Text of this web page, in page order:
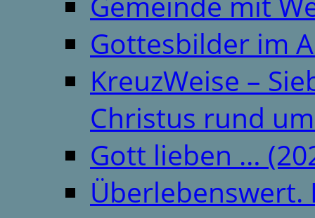
Gottesbilder im
KreuzWeise –
Christus rund
Gott lieben …
Überlebenswert.